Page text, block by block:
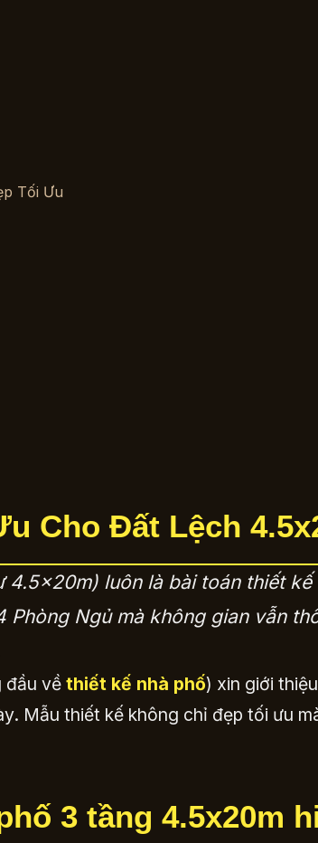
Tối Ưu
Cho Đất Lệch
4.5x20m) luôn là bài toán thiết
Ngủ mà không gian vẫn
đầu về thiết kế nhà phố) xin giới
Mẫu thiết kế không chỉ đẹp tối ưu
3 tầng 4.5x20m